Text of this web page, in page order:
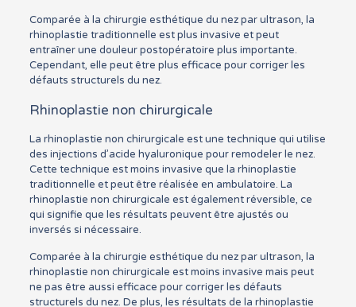
Comparée à la chirurgie esthétique du nez par ultrason, la
rhinoplastie traditionnelle est plus invasive et peut
entraîner une douleur postopératoire plus importante.
Cependant, elle peut être plus efficace pour corriger les
défauts structurels du nez.
Rhinoplastie non chirurgicale
La rhinoplastie non chirurgicale est une technique qui utilise
des injections d’acide hyaluronique pour remodeler le nez.
Cette technique est moins invasive que la rhinoplastie
traditionnelle et peut être réalisée en ambulatoire. La
rhinoplastie non chirurgicale est également réversible, ce
qui signifie que les résultats peuvent être ajustés ou
inversés si nécessaire.
Comparée à la chirurgie esthétique du nez par ultrason, la
rhinoplastie non chirurgicale est moins invasive mais peut
ne pas être aussi efficace pour corriger les défauts
structurels du nez. De plus, les résultats de la rhinoplastie